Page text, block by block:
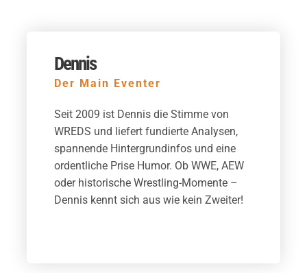
Dennis
Der Main Eventer
Seit 2009 ist Dennis die Stimme von
WREDS und liefert fundierte Analysen,
spannende Hintergrundinfos und eine
ordentliche Prise Humor. Ob WWE, AEW
oder historische Wrestling-Momente –
Dennis kennt sich aus wie kein Zweiter!